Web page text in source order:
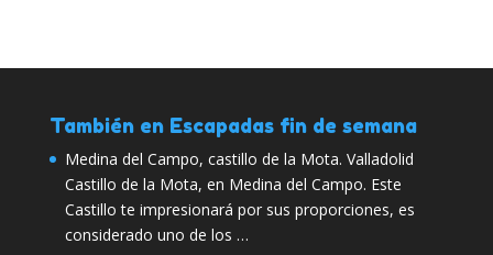
También en Escapadas fin de semana
Medina del Campo, castillo de la Mota. Valladolid
Castillo de la Mota, en Medina del Campo. Este
Castillo te impresionará por sus proporciones, es
considerado uno de los …